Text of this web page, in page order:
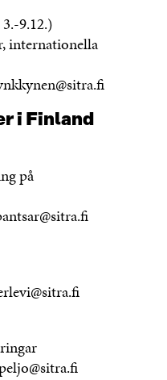
9.12.)
internationella
i Finland
på